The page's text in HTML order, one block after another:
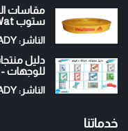
مقاسات
ستوب Wat...
الناشر: KHALAD ELKADY
دليل
للوجهات -
الناشر: KHALAD ELKADY
خدماتنا